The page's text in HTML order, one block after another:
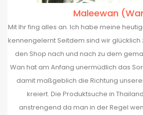
Maleewan
Mit Ihr fing alles an. Ich habe meine
kennengelernt Seitdem sind wir
den Shop nach und nach zu dem
Wan hat am Anfang unermüdlich das
damit maßgeblich die Richtung
kreiert. Die Produktsuche in
anstrengend da man in der Regel